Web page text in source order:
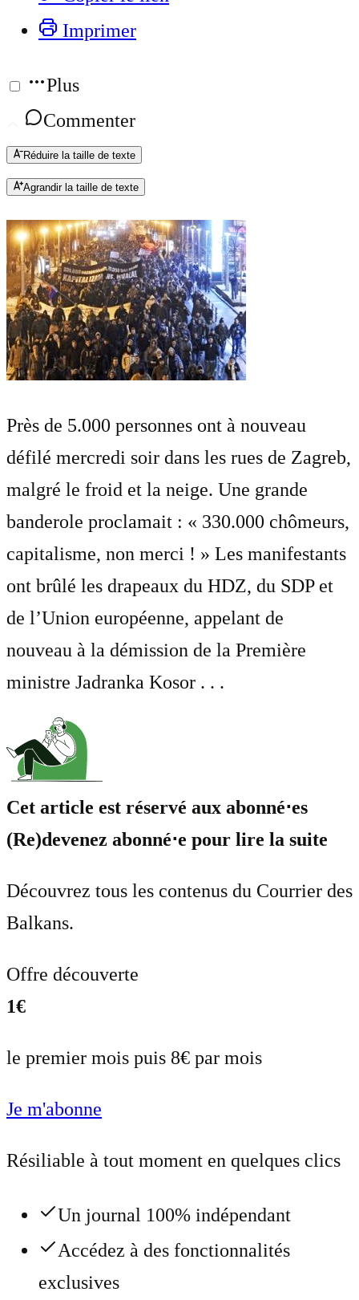
Imprimer
Plus
Commenter
Réduire la taille de texte
Agrandir la taille de texte
Près de 5.000 personnes ont à nouveau
défilé mercredi soir dans les rues de Zagreb,
malgré le froid et la neige. Une grande
banderole proclamait : « 330.000 chômeurs,
capitalisme, non merci ! » Les manifestants
ont brûlé les drapeaux du HDZ, du SDP et
de l’Union européenne, appelant de
nouveau à la démission de la Première
ministre Jadranka Kosor . . .
Cet article est réservé aux abonné⋅es
(Re)devenez abonné⋅e pour lire la suite
Découvrez tous les contenus du Courrier des
Balkans.
Offre découverte
1€
le premier mois puis 8€ par mois
Je m'abonne
Résiliable à tout moment en quelques clics
Un journal 100% indépendant
Accédez à des fonctionnalités
exclusives